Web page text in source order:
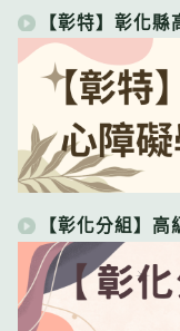
【彰特】彰化
【彰化分組】